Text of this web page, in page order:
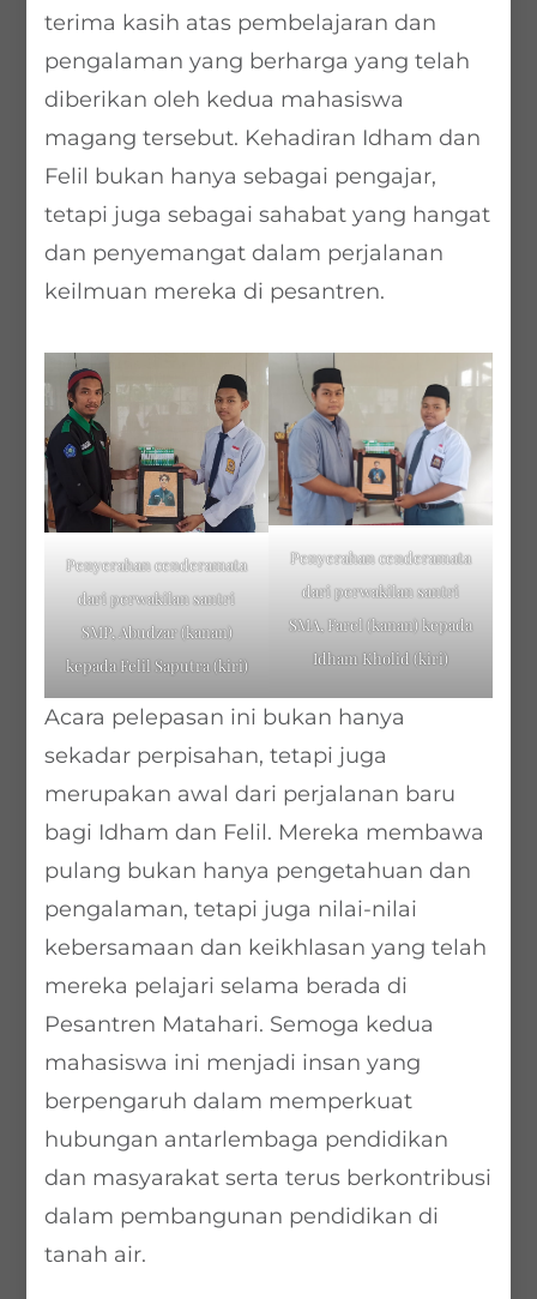
terima kasih atas pembelajaran dan
pengalaman yang berharga yang telah
diberikan oleh kedua mahasiswa
magang tersebut. Kehadiran Idham dan
Felil bukan hanya sebagai pengajar,
tetapi juga sebagai sahabat yang hangat
dan penyemangat dalam perjalanan
keilmuan mereka di pesantren.
Penyerahan cenderamata
dari perwakilan santri
SMP, Abudzar (kanan)
kepada Felil Saputra (kiri)
Penyerahan cenderamata
dari perwakilan santri
SMA, Farel (kanan) kepada
Idham Kholid (kiri)
Acara pelepasan ini bukan hanya
sekadar perpisahan, tetapi juga
merupakan awal dari perjalanan baru
bagi Idham dan Felil. Mereka membawa
pulang bukan hanya pengetahuan dan
pengalaman, tetapi juga nilai-nilai
kebersamaan dan keikhlasan yang telah
mereka pelajari selama berada di
Pesantren Matahari. Semoga kedua
mahasiswa ini menjadi insan yang
berpengaruh dalam memperkuat
hubungan antarlembaga pendidikan
dan masyarakat serta terus berkontribusi
dalam pembangunan pendidikan di
tanah air.